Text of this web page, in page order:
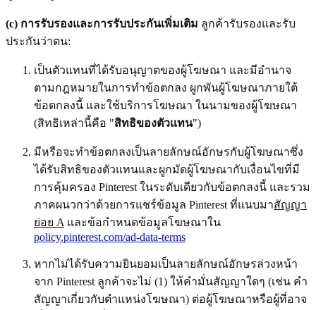
(c) การรับรองและการรับประกันเพิ่มเติม ลูกค้ารับรองและรับ
ประกันว่าตน:
เป็นตัวแทนที่ได้รับอนุญาตของผู้โฆษณา และมีอำนาจ
ตามกฎหมายในการทำข้อตกลง ผูกพันผู้โฆษณาภายใต้
ข้อตกลงนี้ และใช้บริการโฆษณา ในนามของผู้โฆษณา
(สิทธิเหล่านี้คือ "สิทธิของตัวแทน")
มีหรือจะทำข้อตกลงเป็นลายลักษณ์อักษรกับผู้โฆษณาซึ่ง
ได้รับสิทธิของตัวแทนและผูกมัดผู้โฆษณากับเงื่อนไขที่มี
การคุ้มครอง Pinterest ในระดับเดียวกับข้อตกลงนี้ และรวม
ภาคผนวกว่าด้วยการแชร์ข้อมูล Pinterest ที่แนบมาสัญญา
ย่อย A และข้อกําหนดข้อมูลโฆษณาใน
policy.pinterest.com/ad-data-terms
หากไม่ได้รับความยินยอมเป็นลายลักษณ์อักษรล่วงหน้า
จาก Pinterest ลูกค้าจะไม่ (1) ให้คำมั่นสัญญาใดๆ (เช่น คำ
สัญญาเกี่ยวกับตำแหน่งโฆษณา) ต่อผู้โฆษณาหรือผู้ที่อาจ